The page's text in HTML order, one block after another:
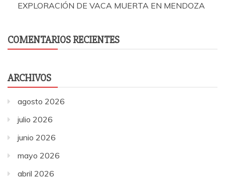
EXPLORACIÓN DE VACA MUERTA EN MENDOZA
COMENTARIOS RECIENTES
ARCHIVOS
agosto 2026
julio 2026
junio 2026
mayo 2026
abril 2026